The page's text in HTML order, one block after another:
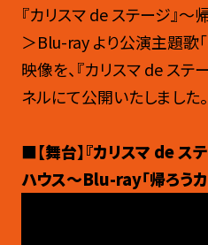
『カリスマ de ステージ』～
＞Blu-ray より公演主題歌
映像を、『カリスマ de ス
ネルにて公開いたしました。
■【舞台】『カリスマ de ス
ハウス～Blu-ray「帰ろうカ